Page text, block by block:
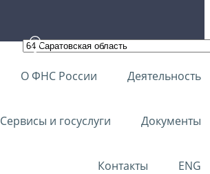
О ФНС России Деятельность
Сервисы и госуслуги Документы
Контакты ENG